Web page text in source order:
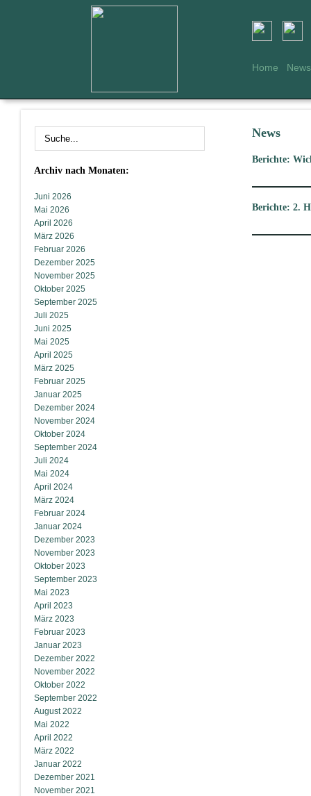
Home News
Archiv nach Monaten:
Juni 2026
Mai 2026
April 2026
März 2026
Februar 2026
Dezember 2025
November 2025
Oktober 2025
September 2025
Juli 2025
Juni 2025
Mai 2025
April 2025
März 2025
Februar 2025
Januar 2025
Dezember 2024
November 2024
Oktober 2024
September 2024
Juli 2024
Mai 2024
April 2024
März 2024
Februar 2024
Januar 2024
Dezember 2023
November 2023
Oktober 2023
September 2023
Mai 2023
April 2023
März 2023
Februar 2023
Januar 2023
Dezember 2022
November 2022
Oktober 2022
September 2022
August 2022
Mai 2022
April 2022
März 2022
Januar 2022
Dezember 2021
November 2021
News
Berichte:
Berichte: 2.